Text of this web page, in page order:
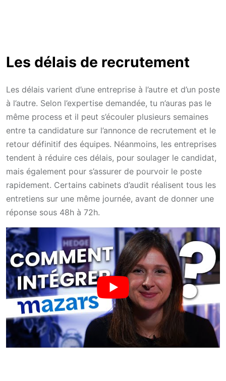
Les délais de recrutement
Les délais varient d’une entreprise à l’autre et d’un poste
à l’autre. Selon l’expertise demandée, tu n’auras pas le
même process et il peut s’écouler plusieurs semaines
entre ta candidature sur l’annonce de recrutement et le
retour définitif des équipes. Néanmoins, les entreprises
tendent à réduire ces délais, pour soulager le candidat,
mais également pour s’assurer de pourvoir le poste
rapidement. Certains cabinets d’audit réalisent tous les
entretiens sur une même journée, avant de donner une
réponse sous 48h à 72h.